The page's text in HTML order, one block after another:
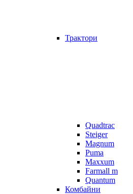
Трактори
Quadtrac
Steiger
Magnum
Puma
Maxxum
Farmall m
Quantum
Комбайни